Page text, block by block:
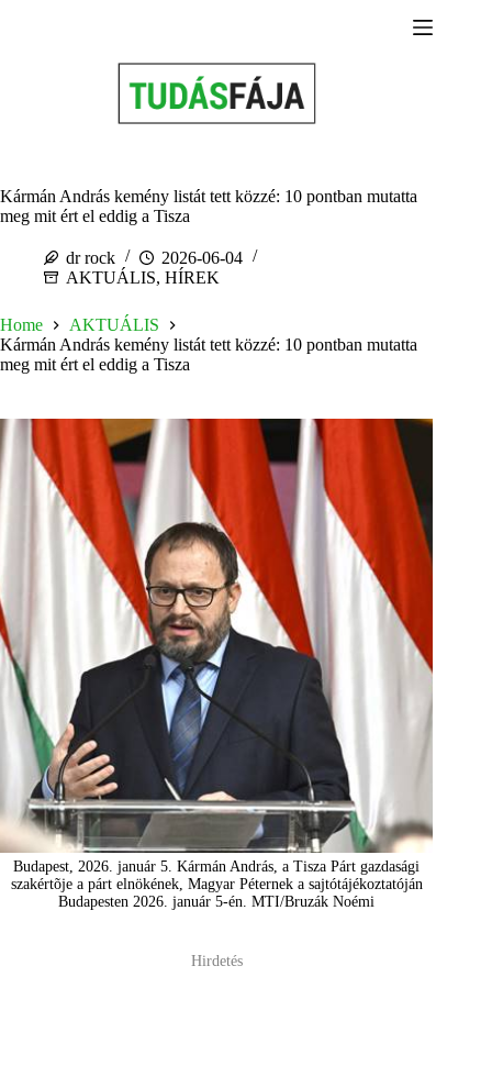
Kármán András kemény listát tett közzé: 10 pontban mutatta
meg mit ért el eddig a Tisza
dr rock
2026-06-04
AKTUÁLIS, HÍREK
Home
AKTUÁLIS
Kármán András kemény listát tett közzé: 10 pontban mutatta
meg mit ért el eddig a Tisza
Budapest, 2026. január 5. Kármán András, a Tisza Párt gazdasági
szakértõje a párt elnökének, Magyar Péternek a sajtótájékoztatóján
Budapesten 2026. január 5-én. MTI/Bruzák Noémi
Hirdetés